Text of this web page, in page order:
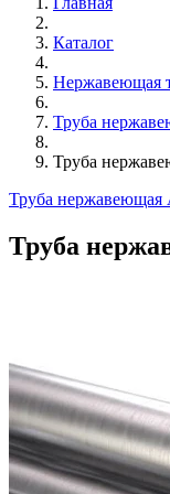
Каталог
Нержавеющая
Труба
Труба
Труба нержавеющая
Труба